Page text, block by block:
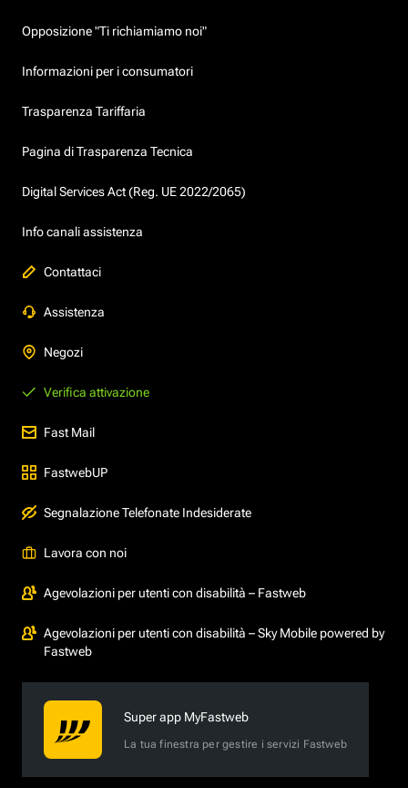
Opposizione "Ti richiamiamo noi"
Informazioni per i consumatori
Trasparenza Tariffaria
Pagina di Trasparenza Tecnica
Digital Services Act (Reg. UE 2022/2065)
Info canali assistenza
Contattaci
Assistenza
Negozi
Verifica attivazione
Fast Mail
FastwebUP
Segnalazione Telefonate Indesiderate
Lavora con noi
Agevolazioni per utenti con disabilità – Fastweb
Agevolazioni per utenti con disabilità – Sky Mobile powered by
Fastweb
Super app MyFastweb
La tua finestra per gestire i servizi Fastweb